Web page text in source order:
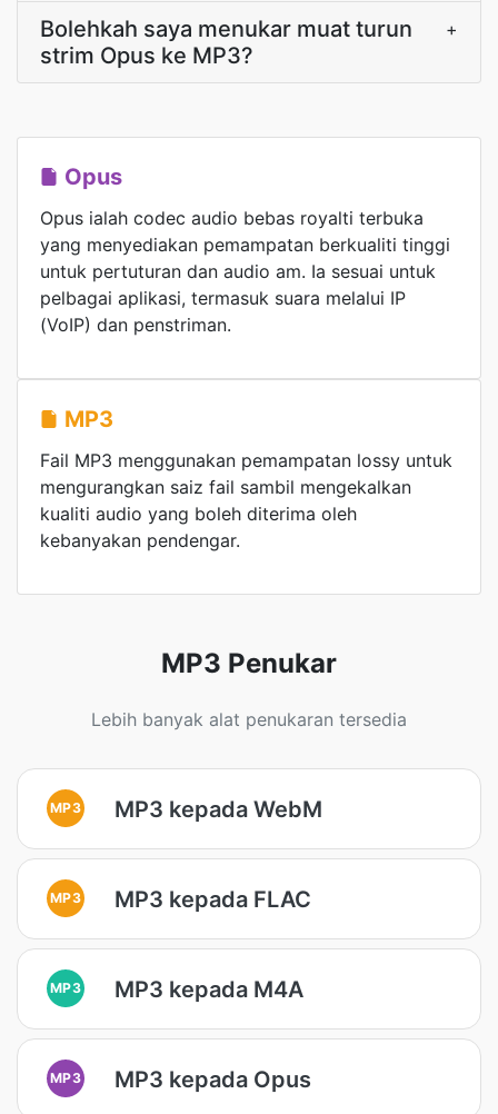
Bolehkah saya menukar muat turun
strim Opus ke MP3?
+
Opus
Opus ialah codec audio bebas royalti terbuka
yang menyediakan pemampatan berkualiti tinggi
untuk pertuturan dan audio am. Ia sesuai untuk
pelbagai aplikasi, termasuk suara melalui IP
(VoIP) dan penstriman.
MP3
Fail MP3 menggunakan pemampatan lossy untuk
mengurangkan saiz fail sambil mengekalkan
kualiti audio yang boleh diterima oleh
kebanyakan pendengar.
MP3 Penukar
Lebih banyak alat penukaran tersedia
MP3 MP3 kepada WebM
MP3 MP3 kepada FLAC
MP3 MP3 kepada M4A
MP3 MP3 kepada Opus